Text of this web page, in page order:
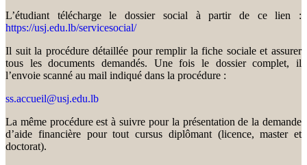
L’étudiant télécharge le dossier social à partir de ce lien :
https://usj.edu.lb/servicesocial/
Il suit la procédure détaillée pour remplir la fiche sociale et assurer
tous les documents demandés. Une fois le dossier complet, il
l’envoie scanné au mail indiqué dans la procédure :
ss.accueil@usj.edu.lb
La même procédure est à suivre pour la présentation de la demande
d’aide financière pour tout cursus diplômant (licence, master et
doctorat).